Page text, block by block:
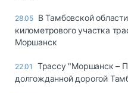
28.05 В Тамбовской
километрового участка
Моршанск
22.01
Трассу "Моршанск –
долгожданной дорогой